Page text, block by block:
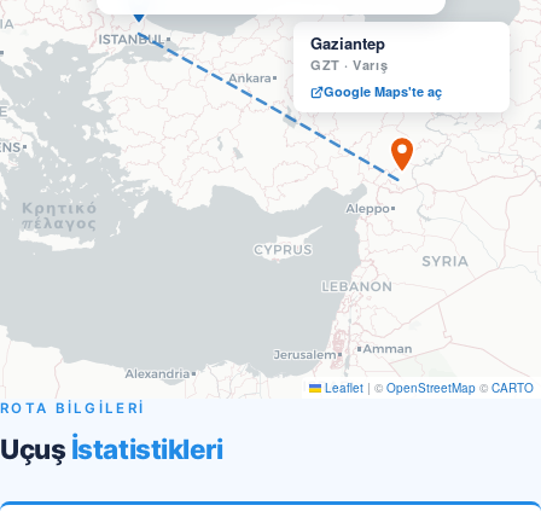
Gaziantep
GZT ·Varış
Google Maps'te aç
Leaflet | © OpenStreetMap © CARTO
ROTA BİLGİLERİ
Uçuş İstatistikleri